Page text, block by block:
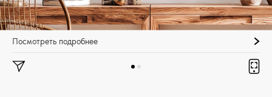
Посмотреть подробнее